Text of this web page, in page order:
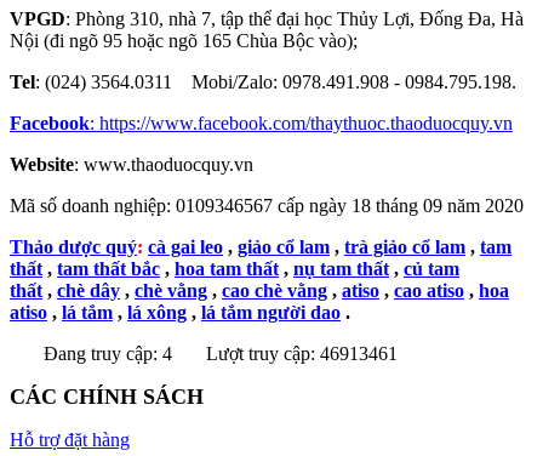
VPGD: Phòng 310, nhà 7, tập thể đại học Thủy Lợi, Đống Đa, Hà
Nội (đi ngõ 95 hoặc ngõ 165 Chùa Bộc vào);
Tel: (024) 3564.0311 Mobi/Zalo: 0978.491.908 - 0984.795.198.
Facebook: https://www.facebook.com/thaythuoc.thaoduocquy.vn
Website: www.thaoduocquy.vn
Mã số doanh nghiệp: 0109346567 cấp ngày 18 tháng 09 năm 2020
Thảo dược quý: cà gai leo , giảo cổ lam , trà giảo cổ lam , tam
thất , tam thất bắc , hoa tam thất , nụ tam thất , củ tam
thất , chè dây , chè vằng , cao chè vằng , atiso , cao atiso , hoa
atiso , lá tắm , lá xông , lá tắm người dao .
Đang truy cập: 4
Lượt truy cập: 46913461
CÁC CHÍNH SÁCH
Hỗ trợ đặt hàng